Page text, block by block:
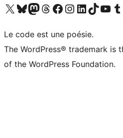
Visitez notre compte X (précédemment Twitter)
Visiter notre compte Bluesky
Visiter notre compte Mastodon
Visiter notre compte Threads
Consulter notre compte Facebook
Consulter notre compte Instagram
Consulter notre compte LinkedIn
Visiter notre compte TokTok
Visiter notre
Le code est une poésie.
The WordPress® trademark is
of the WordPress Foundation.